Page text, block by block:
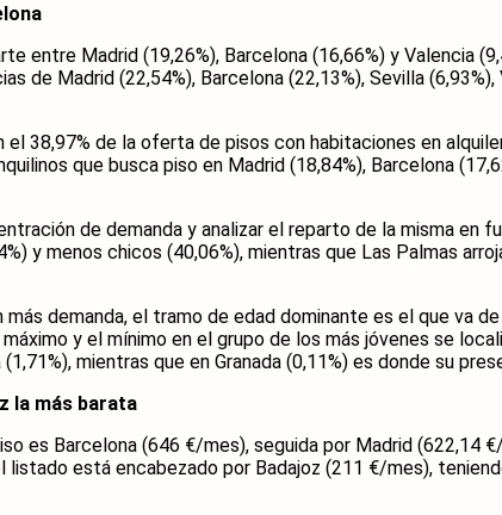
entre Madrid (19,26%), Barcelona (16,66%) y Valencia
de Madrid (22,54%), Barcelona (22,13%), Sevilla
38,97% de la oferta de pisos con habitaciones en
que busca piso en Madrid (18,84%), Barcelona
de demanda y analizar el reparto de la misma en
y menos chicos (40,06%), mientras que Las Palmas
demanda, el tramo de edad dominante es el que va
y el mínimo en el grupo de los más jóvenes se
mientras que en Granada (0,11%) es donde su
la más barata
es Barcelona (646 €/mes), seguida por Madrid (622,14
listado está encabezado por Badajoz (211 €/mes),